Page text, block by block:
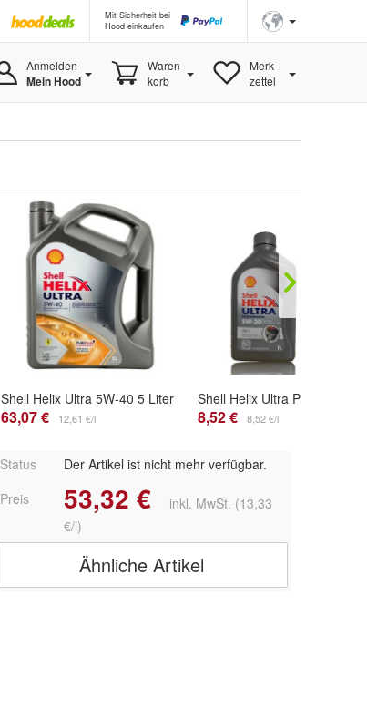
Mit Sicherheit bei
Hood einkaufen
Anmelden
Mein Hood
Waren-
korb
Merk-
zettel
Shell Helix Ultra 5W-40 5 Liter
63,07 € 12,61 €/l 8,52 € 8,52 €/l
Status
Der Artikel ist nicht mehr verfügbar.
Preis
53,32 €
inkl. MwSt. (13,33
€/l)
Ähnliche Artikel